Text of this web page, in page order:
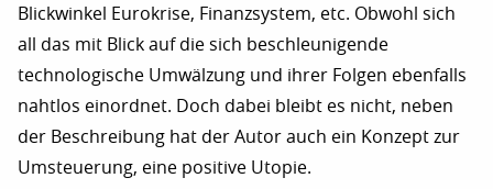
Blickwinkel Eurokrise, Finanzsystem, etc. Obwohl sich
all das mit Blick auf die sich beschleunigende
technologische Umwälzung und ihrer Folgen ebenfalls
nahtlos einordnet. Doch dabei bleibt es nicht, neben
der Beschreibung hat der Autor auch ein Konzept zur
Umsteuerung, eine positive Utopie.